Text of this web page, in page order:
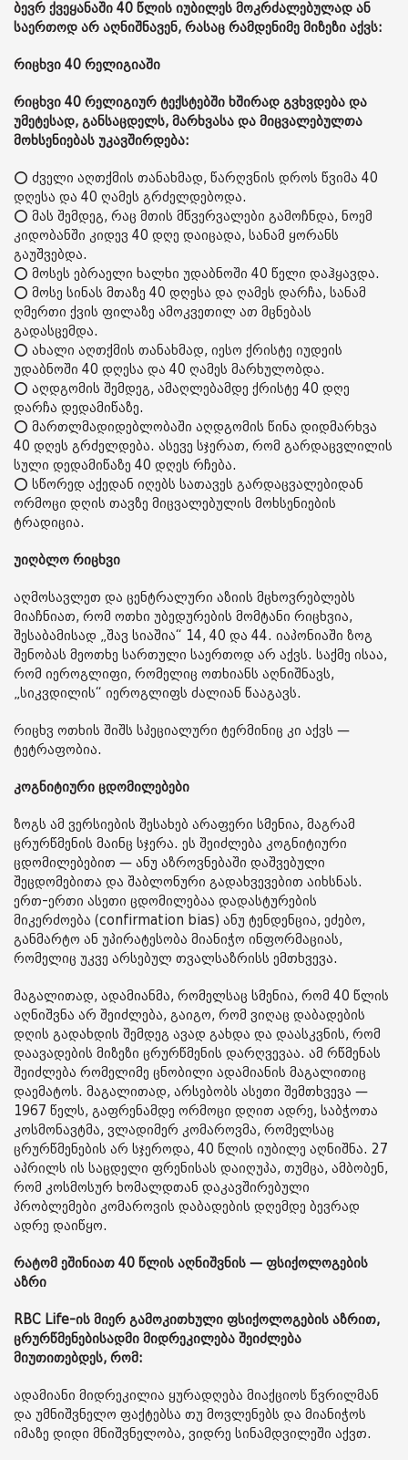
ბევრ ქვეყანაში 40 წლის იუბილეს მოკრძალებულად ან
საერთოდ არ აღნიშნავენ, რასაც რამდენიმე მიზეზი აქვს:
რიცხვი 40 რელიგიაში
რიცხვი 40 რელიგიურ ტექსტებში ხშირად გვხვდება და
უმეტესად, განსაცდელს, მარხვასა და მიცვალებულთა
მოხსენიებას უკავშირდება:
⭕ ძველი აღთქმის თანახმად, წარღვნის დროს წვიმა 40
დღესა და 40 ღამეს გრძელდებოდა.
⭕ მას შემდეგ, რაც მთის მწვერვალები გამოჩნდა, ნოემ
კიდობანში კიდევ 40 დღე დაიცადა, სანამ ყორანს
გაუშვებდა.
⭕ მოსეს ებრაელი ხალხი უდაბნოში 40 წელი დაჰყავდა.
⭕ მოსე სინას მთაზე 40 დღესა და ღამეს დარჩა, სანამ
ღმერთი ქვის ფილაზე ამოკვეთილ ათ მცნებას
გადასცემდა.
⭕ ახალი აღთქმის თანახმად, იესო ქრისტე იუდეის
უდაბნოში 40 დღესა და 40 ღამეს მარხულობდა.
⭕ აღდგომის შემდეგ, ამაღლებამდე ქრისტე 40 დღე
დარჩა დედამიწაზე.
⭕ მართლმადიდებლობაში აღდგომის წინა დიდმარხვა
40 დღეს გრძელდება. ასევე სჯერათ, რომ გარდაცვლილის
სული დედამიწაზე 40 დღეს რჩება.
⭕ სწორედ აქედან იღებს სათავეს გარდაცვალებიდან
ორმოცი დღის თავზე მიცვალებულის მოხსენიების
ტრადიცია.
უიღბლო რიცხვი
აღმოსავლეთ და ცენტრალური აზიის მცხოვრებლებს
მიაჩნიათ, რომ ოთხი უბედურების მომტანი რიცხვია,
შესაბამისად „შავ სიაშია“ 14, 40 და 44. იაპონიაში ზოგ
შენობას მეოთხე სართული საერთოდ არ აქვს. საქმე ისაა,
რომ იეროგლიფი, რომელიც ოთხიანს აღნიშნავს,
„სიკვდილის“ იეროგლიფს ძალიან წააგავს.
რიცხვ ოთხის შიშს სპეციალური ტერმინიც კი აქვს —
ტეტრაფობია.
კოგნიტიური ცდომილებები
ზოგს ამ ვერსიების შესახებ არაფერი სმენია, მაგრამ
ცრურწმენის მაინც სჯერა. ეს შეიძლება კოგნიტიური
ცდომილებებით — ანუ აზროვნებაში დაშვებული
შეცდომებითა და შაბლონური გადახვევებით აიხსნას.
ერთ-ერთი ასეთი ცდომილებაა დადასტურების
მიკერძოება (confirmation bias) ანუ ტენდენცია, ეძებო,
განმარტო ან უპირატესობა მიანიჭო ინფორმაციას,
რომელიც უკვე არსებულ თვალსაზრისს ემთხვევა.
მაგალითად, ადამიანმა, რომელსაც სმენია, რომ 40 წლის
აღნიშვნა არ შეიძლება, გაიგო, რომ ვიღაც დაბადების
დღის გადახდის შემდეგ ავად გახდა და დაასკვნის, რომ
დაავადების მიზეზი ცრურწმენის დარღვევაა. ამ რწმენას
შეიძლება რომელიმე ცნობილი ადამიანის მაგალითიც
დაემატოს. მაგალითად, არსებობს ასეთი შემთხვევა —
1967 წელს, გაფრენამდე ორმოცი დღით ადრე, საბჭოთა
კოსმონავტმა, ვლადიმერ კომაროვმა, რომელსაც
ცრურწმენების არ სჯეროდა, 40 წლის იუბილე აღნიშნა. 27
აპრილს ის საცდელი ფრენისას დაიღუპა, თუმცა, ამბობენ,
რომ კოსმოსურ ხომალდთან დაკავშირებული
პრობლემები კომაროვის დაბადების დღემდე ბევრად
ადრე დაიწყო.
რატომ ეშინიათ 40 წლის აღნიშვნის — ფსიქოლოგების
აზრი
RBC Life-ის მიერ გამოკითხული ფსიქოლოგების აზრით,
ცრურწმენებისადმი მიდრეკილება შეიძლება
მიუთითებდეს, რომ:
ადამიანი მიდრეკილია ყურადღება მიაქციოს წვრილმან
და უმნიშვნელო ფაქტებსა თუ მოვლენებს და მიანიჭოს
იმაზე დიდი მნიშვნელობა, ვიდრე სინამდვილეში აქვთ.